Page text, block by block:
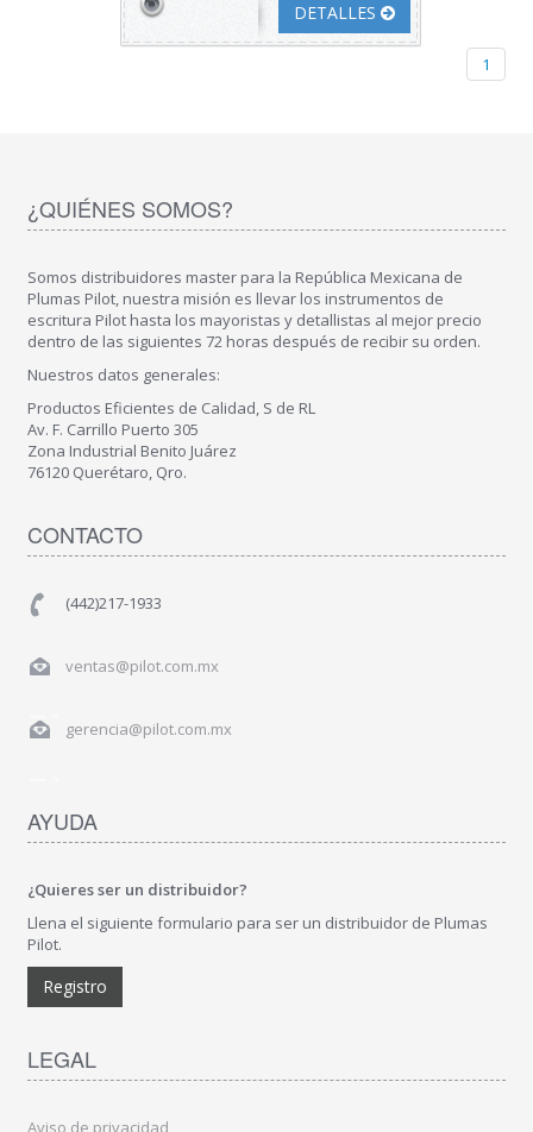
DETALLES
1
¿QUIÉNES SOMOS?
Somos distribuidores master para la República Mexicana de
Plumas Pilot, nuestra misión es llevar los instrumentos de
escritura Pilot hasta los mayoristas y detallistas al mejor precio
dentro de las siguientes 72 horas después de recibir su orden.
Nuestros datos generales:
Productos Eficientes de Calidad, S de RL
Av. F. Carrillo Puerto 305
Zona Industrial Benito Juárez
76120 Querétaro, Qro.
CONTACTO
(442)217-1933
ventas@pilot.com.mx
gerencia@pilot.com.mx
AYUDA
¿Quieres ser un distribuidor?
Llena el siguiente formulario para ser un distribuidor de Plumas
Pilot.
Registro
LEGAL
Aviso de privacidad